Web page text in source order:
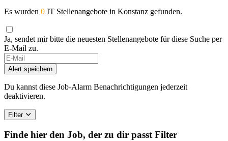
Es wurden 0 IT Stellenangebote in Konstanz gefunden.
Ja, sendet mir bitte die neuesten Stellenangebote für diese Suche per
E-Mail zu.
If
you
are
a
human,
this
field
Alert speichern
Du kannst diese Job-Alarm Benachrichtigungen jederzeit
deaktivieren.
Filter
Finde hier den Job, der zu dir passt Filter